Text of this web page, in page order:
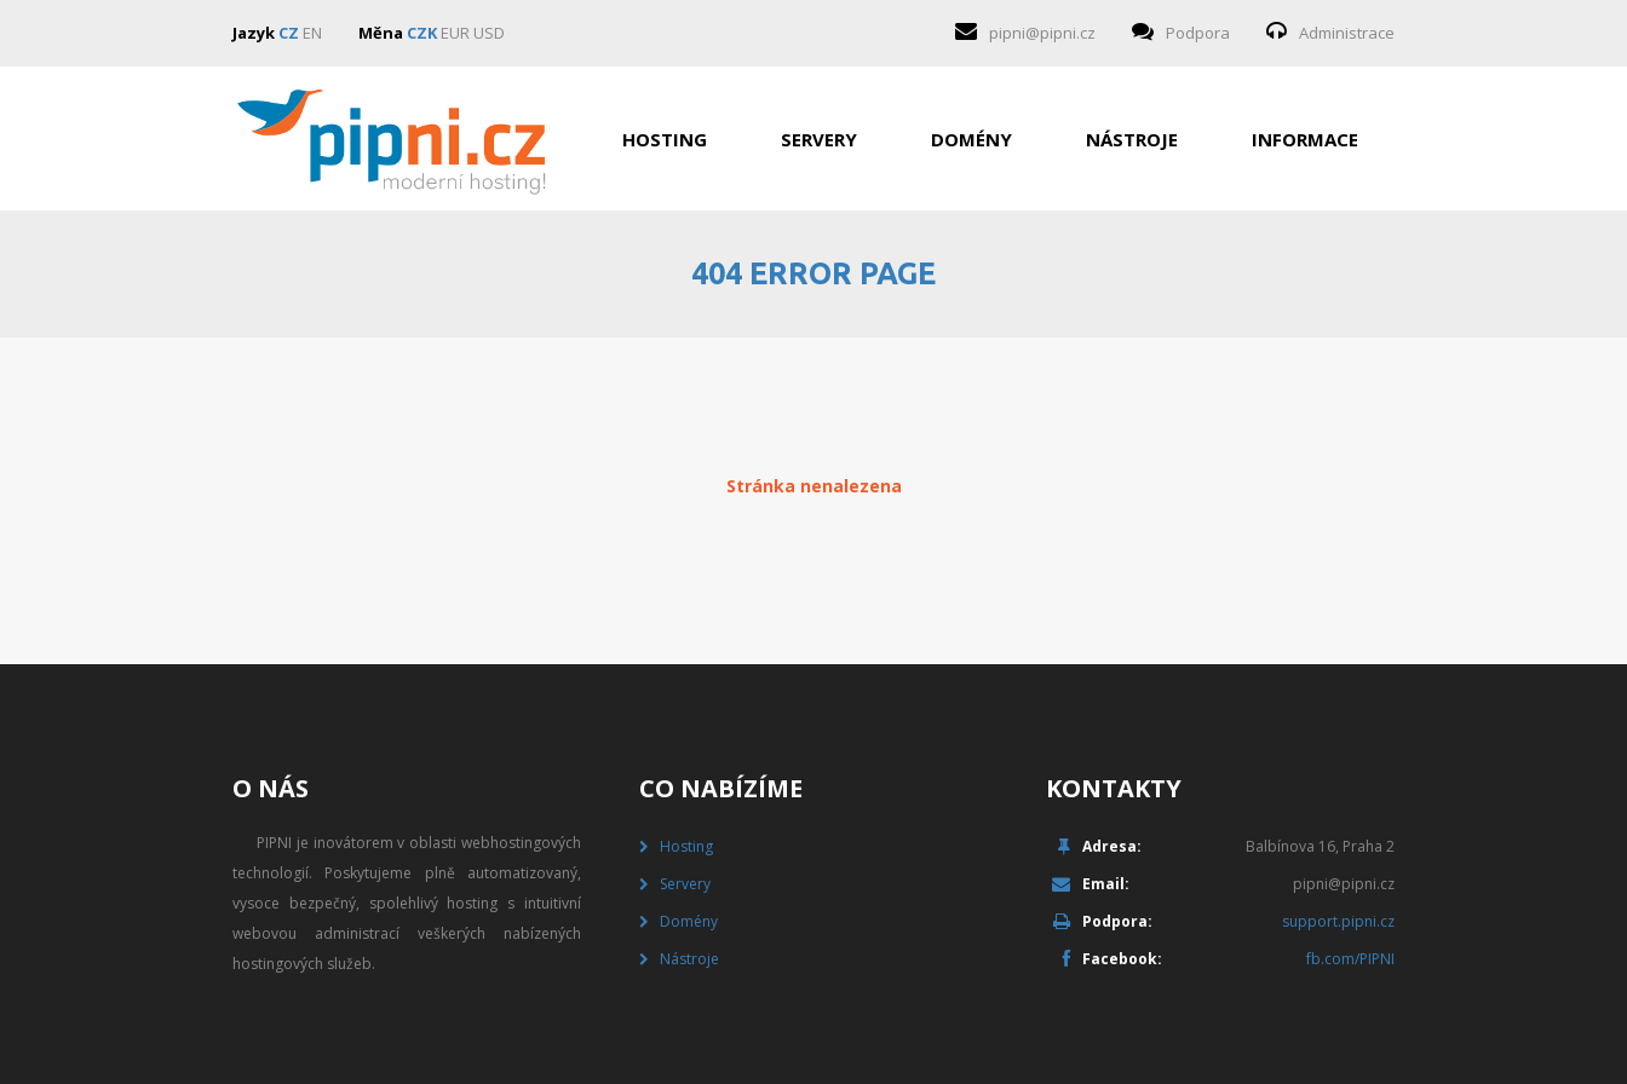
Jazyk CZ EN Měna CZK EUR USD pipni@pipni.cz Podpora Administrace
HOSTING SERVERY DOMÉNY NÁSTROJE INFORMACE
404 ERROR PAGE
Stránka nenalezena
O NÁS
PIPNI je inovátorem v oblasti webhostingových
technologií. Poskytujeme plně automatizovaný,
vysoce bezpečný, spolehlivý hosting s intuitivní
webovou administrací veškerých nabízených
hostingových služeb.
CO NABÍZÍME
Hosting
Servery
Domény
Nástroje
KONTAKTY
Adresa:
Balbínova 16, Praha 2
Email:
pipni@pipni.cz
Podpora:
support.pipni.cz
Facebook:
fb.com/PIPNI